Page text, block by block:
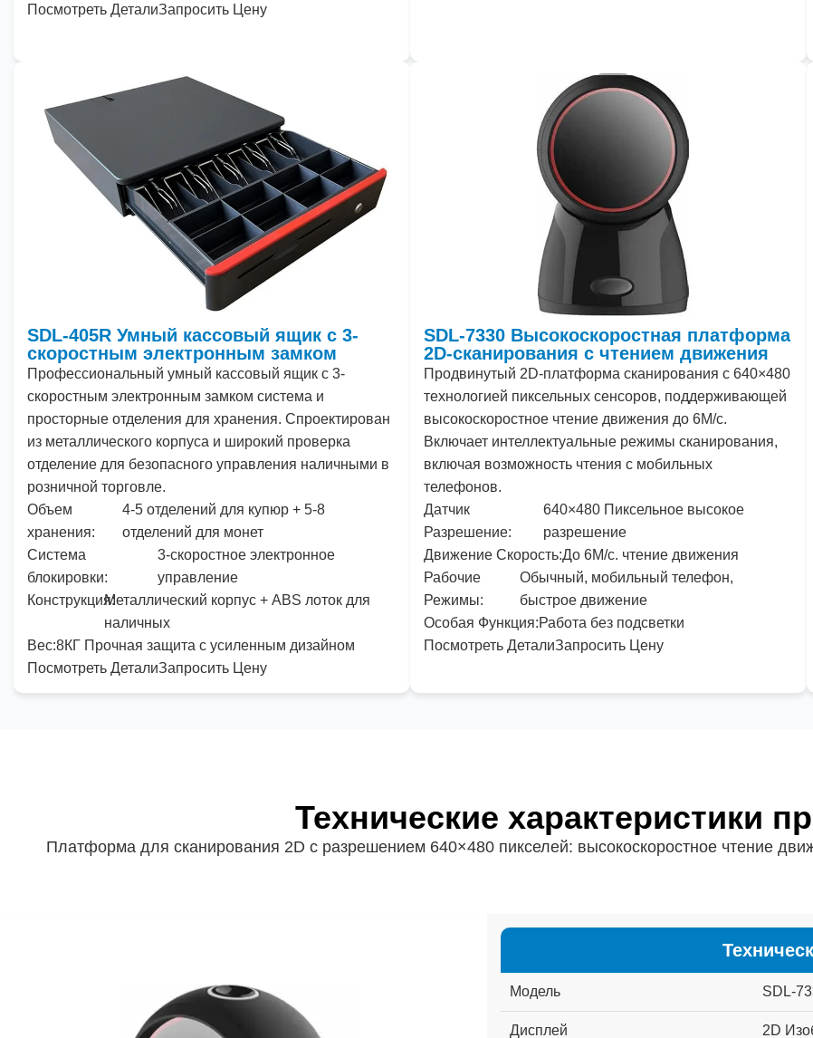
Посмотреть ДеталиЗапросить Цену
SDL-405R Умный кассовый ящик с 3-
скоростным электронным замком
Профессиональный умный кассовый ящик с 3-
скоростным электронным замком система и
просторные отделения для хранения. Спроектирован
из металлического корпуса и широкий проверка
отделение для безопасного управления наличными в
розничной торговле.
Объем
хранения:
4-5 отделений для купюр + 5-8
отделений для монет
Система
блокировки:
3-скоростное электронное
управление
Конструкция:Металлический корпус + ABS лоток для
наличных
Вес:8КГ Прочная защита с усиленным дизайном
Посмотреть ДеталиЗапросить Цену
SDL-7330 Высокоскоростная платформа
2D-сканирования с чтением движения
Продвинутый 2D-платформа сканирования с 640×480
технологией пиксельных сенсоров, поддерживающей
высокоскоростное чтение движения до 6М/с.
Включает интеллектуальные режимы сканирования,
включая возможность чтения с мобильных
телефонов.
Датчик
Разрешение:
640×480Пиксельное высокое
разрешение
ДвижениеСкорость:До 6М/с. чтение движения
Рабочие
Режимы:
Обычный, мобильный телефон,
быстрое движение
Особая Функция:Работа без подсветки
Посмотреть ДеталиЗапросить Цену
Технические характеристики
Платформа для сканирования 2D с разрешением 640×480 пикселей: высокоскоростное чтение
Модель SDL-
Дисплей 2D